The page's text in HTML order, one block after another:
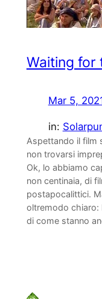
Waiting for
Mar 5,
in:
Aspettando il film
non trovarsi
Ok, lo abbiamo
non centinaia, di
postapocalittici.
oltremodo chiaro:
di come stanno